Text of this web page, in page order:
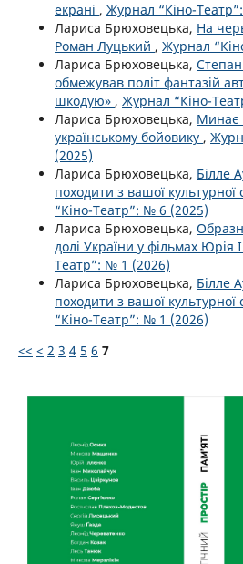
екрані , Журнал “Кіно-
Лариса Брюховецька, На
Роман Луцький , Журнал
Лариса Брюховецька, Степан
обмежував політ фантазій
шкодую» , Журнал “Кіно-
Лариса Брюховецька, Минає
українському бойовику ,
(2025)
Лариса Брюховецька, Білле
походити з вашої
“Кіно-Театр”: № 6 (2025)
Лариса Брюховецька,
долі України у фільмах Юрія
Театр”: № 1 (2026)
Лариса Брюховецька, Білле
походити з вашої
“Кіно-Театр”: № 1 (2026)
<< < 2 3 4 5 6 7